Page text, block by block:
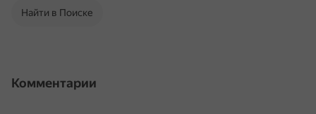
Найти в Поиске
Комментарии